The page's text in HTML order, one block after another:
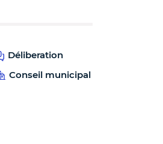
Déliberation
Conseil municipal